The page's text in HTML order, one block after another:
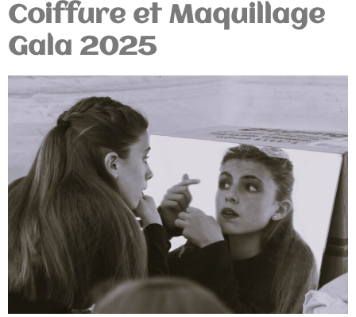
Coiffure et Maquillage
Gala 2025